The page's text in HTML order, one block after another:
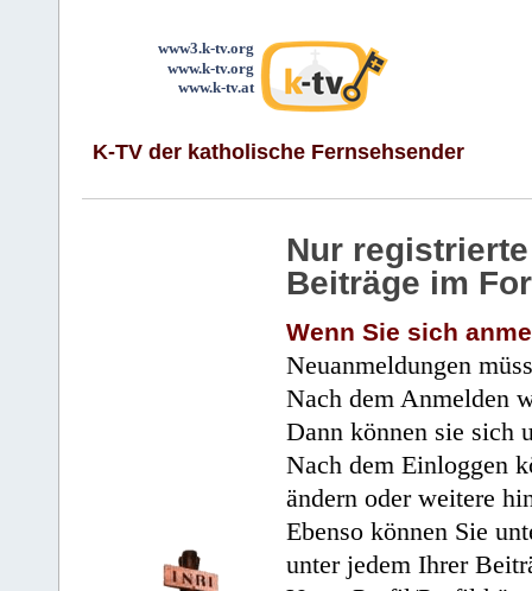
www3.k-tv.org
www.k-tv.org
www.k-tv.at
K-TV der katholische Fernsehsender
Nur
Beiträge im
Wenn Sie sich
Neuanmeldungen
Nach dem Anmelden
Dann können sie sich
Nach dem Einloggen
ändern oder weitere
Ebenso können Sie
unter jedem Ihrer